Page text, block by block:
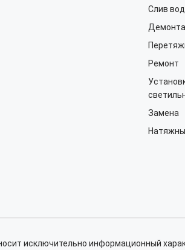
Слив
Ремонт
Замена
исключительно информационный